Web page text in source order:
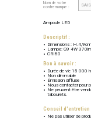
Nom de votre
contremarque :
Ampoule LED
Descriptif :
Dimensions :
Lampe: G9 4W
CRI80
Bon à savoir :
Durée de vie 15 000
Non dimmable
Émission diffuse
Nous contacter pour
Ne peuvent être
tabourets.
Conseil d'entretien
Ne pas utiliser de